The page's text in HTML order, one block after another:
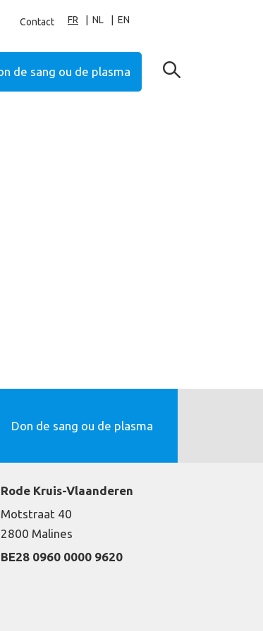
Contact FR NL EN
de sang ou de plasma
Don de sang ou de plasma
Rode Kruis-Vlaanderen
Motstraat 40
2800 Malines
BE28 0960 0000 9620